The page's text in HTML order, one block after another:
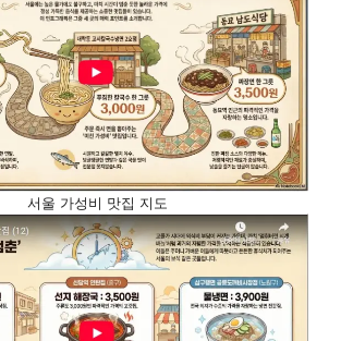
서울 가성비 맛집 지도